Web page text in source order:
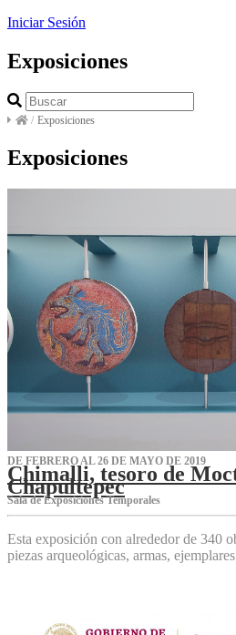
Iniciar Sesión
Exposiciones
/ Exposiciones
Exposiciones
DE FEBRERO AL 26 DE MAYO DE 2019
Chimalli, tesoro de
Chapultepec
Sala de Exposiciones Temporales
Esta exposición con alrededor de 340
piezas arqueológicas, armas,